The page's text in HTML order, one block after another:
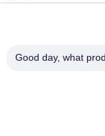
GPU
Good day, what